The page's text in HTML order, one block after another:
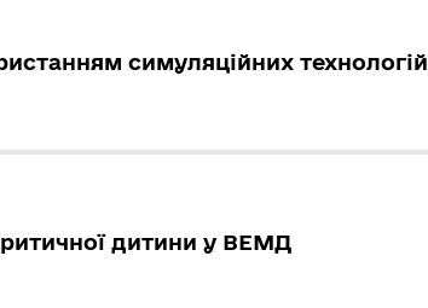
симуляційних технологій
дитини у ВЕМД